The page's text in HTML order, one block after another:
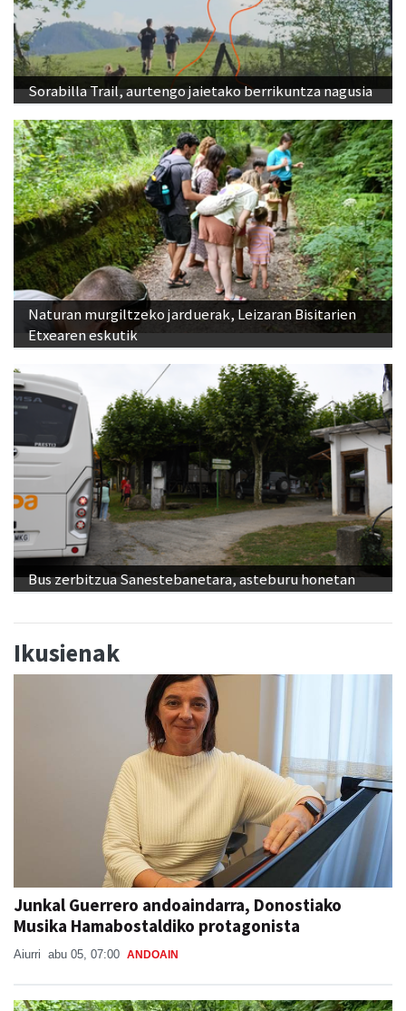
Sorabilla Trail, aurtengo jaietako berrikuntza nagusia
Naturan murgiltzeko jarduerak, Leizaran Bisitarien
Etxearen eskutik
Bus zerbitzua Sanestebanetara, asteburu honetan
Ikusienak
Junkal Guerrero andoaindarra, Donostiako
Musika Hamabostaldiko protagonista
Aiurri abu 05, 07:00 ANDOAIN